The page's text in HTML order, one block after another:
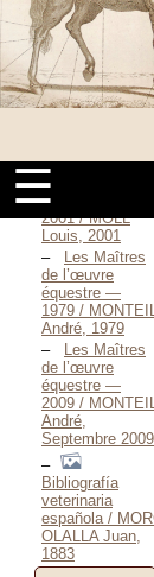
☰
DE, S. D. [1867]
Dictionnaire
du cheval et du
cavalier —
1973 /
René, 1973
Générale du
cheval — T.I-
T.III —
2001 / MOLL
Louis, 2001
Les Maîtres
de l’œuvre
équestre —
1979 /
André, 1979
Les Maîtres
de l’œuvre
équestre —
2009 /
André,
Septembre 2009
Bibliografía
veterinaria
española /
OLALLA Juan,
1883